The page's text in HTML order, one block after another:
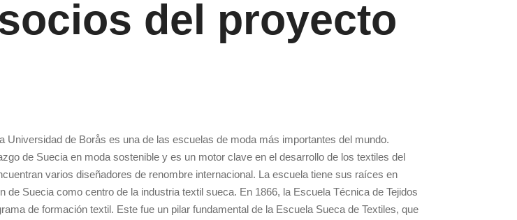
del proyecto
Universidad de Borås es una de las escuelas de moda más importantes del mundo.
de Suecia en moda sostenible y es un motor clave en el desarrollo de los textiles del
varios diseñadores de renombre internacional. La escuela tiene sus raíces en
de Suecia como centro de la industria textil sueca. En 1866, la Escuela Técnica de Tejidos
de formación textil. Este fue un pilar fundamental de la Escuela Sueca de Textiles, que